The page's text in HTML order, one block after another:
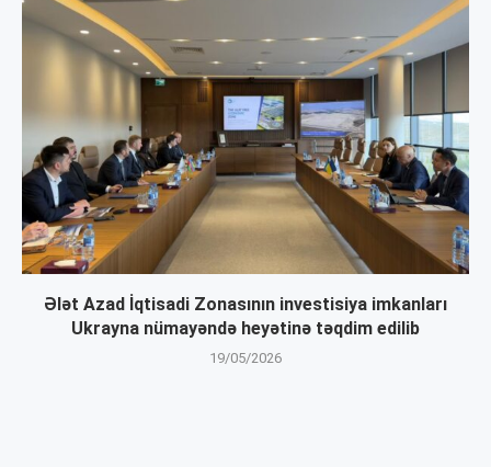
Ələt Azad İqtisadi Zonasının investisiya imkanları
Ukrayna nümayəndə heyətinə təqdim edilib
19/05/2026